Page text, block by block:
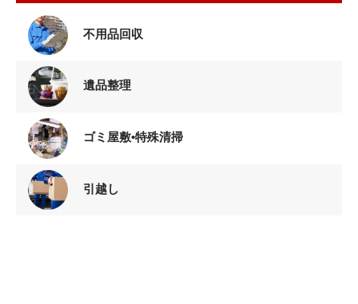
不用品回収
遺品整理
ゴミ屋敷•特殊清掃
引越し